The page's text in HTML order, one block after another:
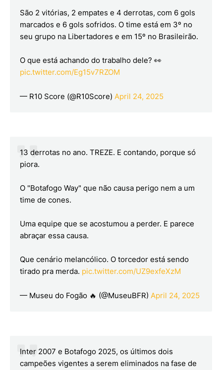
São 2 vitórias, 2 empates e 4 derrotas, com 6 gols
marcados e 6 gols sofridos. O time está em 3º no
seu grupo na Libertadores e em 15º no Brasileirão.
O que está achando do trabalho dele? 👀
pic.twitter.com/Eg15v7RZOM
— R10 Score (@R10Score) April 24, 2025
13 derrotas no ano. TREZE. E contando, porque só
piora.
O "Botafogo Way" que não causa perigo nem a um
time de cones.
Uma equipe que se acostumou a perder. E parece
abraçar essa causa.
Que cenário melancólico. O torcedor está sendo
tirado pra merda. pic.twitter.com/UZ9exfeXzM
— Museu do Fogão 🔥 (@MuseuBFR) April 24, 2025
Inter 2007 e Botafogo 2025, os últimos dois
campeões vigentes a serem eliminados na fase de